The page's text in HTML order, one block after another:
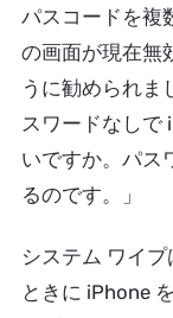
パスコードを複
の画面が現在無
うに勧められま
スワードなしで
いですか。パス
るのです。」
システム ワイ
ときに iPhone